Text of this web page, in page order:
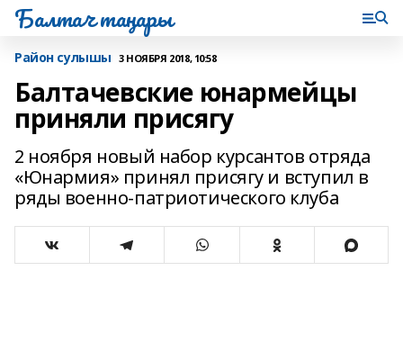
Балтач таңнары
Район сулышы 3 НОЯБРЯ 2018, 10:58
Балтачевские юнармейцы
приняли присягу
2 ноября новый набор курсантов отряда
«Юнармия» принял присягу и вступил в
ряды военно-патриотического клуба